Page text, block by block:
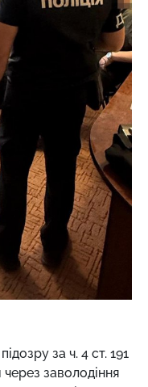
за ч. 4 ст. 191
заволодіння